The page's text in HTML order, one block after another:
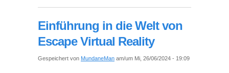
Einführung in die Welt von
Escape Virtual Reality
Gespeichert von MundaneMan am/um Mi, 26/06/2024 - 19:09